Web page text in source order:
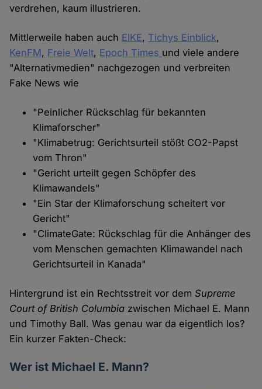
verdrehen, kaum illustrieren.
Mittlerweile haben auch EIKE, Tichys Einblick,
KenFM, Freie Welt, Epoch Times und viele andere
"Alternativmedien" nachgezogen und verbreiten
Fake News wie
"Peinlicher Rückschlag für bekannten
Klimaforscher"
"Klimabetrug: Gerichtsurteil stößt CO2-Papst
vom Thron"
"Gericht urteilt gegen Schöpfer des
Klimawandels"
"Ein Star der Klimaforschung scheitert vor
Gericht"
"ClimateGate: Rückschlag für die Anhänger des
vom Menschen gemachten Klimawandel nach
Gerichtsurteil in Kanada"
Hintergrund ist ein Rechtsstreit vor demSupreme
Court of British Columbia zwischen Michael E. Mann
und Timothy Ball. Was genau war da eigentlich los?
Ein kurzer Fakten-Check:
Wer ist Michael E. Mann?